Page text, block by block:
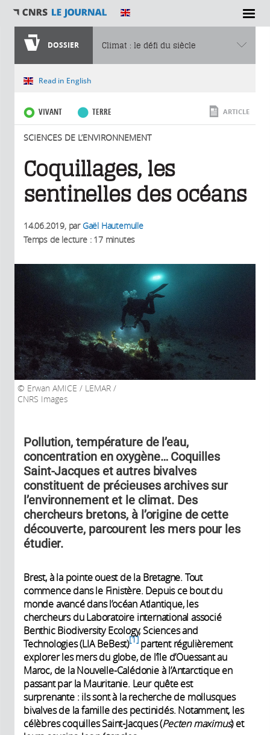
SECTIONS
DOSSIER Climat : le défi du siècle
Vous êtes ici
Read in English
VIVANT TERRE
SCIENCES DE L’ENVIRONNEMENT
ARTICLE
Coquillages, les
sentinelles des océans
14.06.2019, par Gaël Hautemulle
Temps de lecture : 17 minutes
Erwan AMICE / LEMAR /
CNRS Images
Pollution, température de l’eau,
concentration en oxygène… Coquilles
Saint-Jacques et autres bivalves
constituent de précieuses archives sur
l’environnement et le climat. Des
chercheurs bretons, à l’origine de cette
découverte, parcourent les mers pour les
étudier.
Brest, à la pointe ouest de la Bretagne. Tout
commence dans le Finistère. Depuis ce bout du
monde avancé dans l’océan Atlantique, les
chercheurs du Laboratoire international associé
Benthic Biodiversity Ecology, Sciences and
Technologies (LIA BeBest) 1 partent régulièrement
explorer les mers du globe, de l’île ­d’Ouessant au
Maroc, de la Nouvelle-Calédonie à ­l’Antarctique en
passant par la Mauritanie. Leur quête est
surprenante : ils sont à la recherche de mollusques
bivalves de la famille des pectinidés. Notamment, les
célèbres coquilles Saint-Jacques (Pecten maximus) et